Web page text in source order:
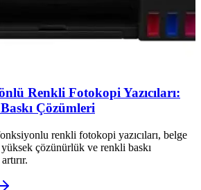
Renkli Fotokopi Yazıcıları:
Çözümleri
renkli fotokopi yazıcıları, belge
çözünürlük ve renkli baskı